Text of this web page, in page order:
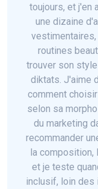
toujours, et j'en
une dizaine
routines
trouver son
diktats. J'aime
comment
selon sa
du marketing
recommander
la composition,
et je teste
inclusif, loin des